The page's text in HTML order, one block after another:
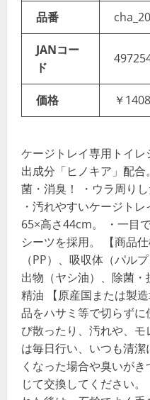
品番
JANコー
ド
価格 ￥1408
ケージトレイ専用トイ
出成分「ヒノキア」配
菌・消臭！ ・ウラ周り
・汚れやすいケージト
65×高さ44cm。 ・一目
シーツを採用。 【商品
（PP）、吸収体（パル
出物（ヤシ油）、除菌
精油 【原産国または製
品をハサミ等で切らず
び散ったり、汚れや、
は毎日行い、いつも清
くなった場合や臭いが
じて交換してください